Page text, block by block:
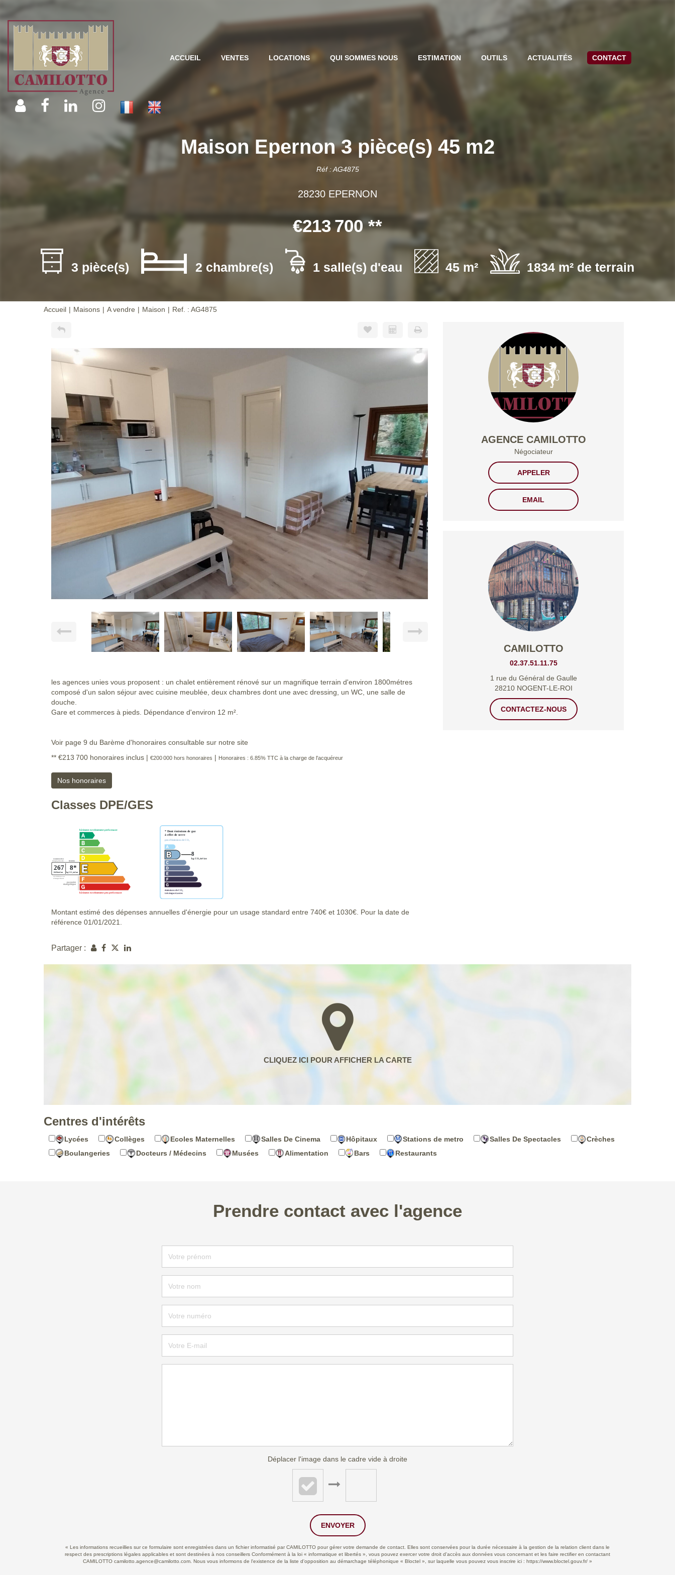
ACCUEIL VENTES LOCATIONS QUI SOMMES NOUS ESTIMATION OUTILS ACTUALITÉS CONTACT
Maison Epernon 3 pièce(s) 45 m2
Réf : AG4875
28230 EPERNON
€213 700 **
3 pièce(s) 2 chambre(s) 1 salle(s) d'eau 45 m² 1834 m² de terrain
Accueil Maisons A vendre Maison Ref. : AG4875
les agences unies vous proposent : un chalet entièrement rénové sur un magnifique terrain d'environ 1800métres
composé d'un salon séjour avec cuisine meublée, deux chambres dont une avec dressing, un WC, une salle de
douche.
Gare et commerces à pieds. Dépendance d'environ 12 m².
Voir page 9 du Barème d'honoraires consultable sur notre site
** €213 700 honoraires inclus | €200 000 hors honoraires | Honoraires : 6.85% TTC à la charge de l'acquéreur
Nos honoraires
Classes DPE/GES
Montant estimé des dépenses annuelles d'énergie pour un usage standard entre 740€ et 1030€. Pour la date de
référence 01/01/2021.
Partager :
AGENCE CAMILOTTO
Négociateur
APPELER
EMAIL
CAMILOTTO
02.37.51.11.75
1 rue du Général de Gaulle
28210 NOGENT-LE-ROI
CONTACTEZ-NOUS
Centres d'intérêts
Lycées Collèges Ecoles Maternelles Salles De Cinema Hôpitaux Stations de metro Salles De Spectacles
Crèches
Boulangeries
Docteurs / Médecins Musées Alimentation Bars Restaurants
Prendre contact avec l'agence
Déplacer l'image dans le cadre vide à droite
ENVOYER
« Les informations recueillies sur ce formulaire sont enregistrées dans un fichier informatisé par CAMILOTTO pour gérer votre demande de contact. Elles sont conservées pour la durée nécessaire à la gestion de la relation client dans le
respect des prescriptions légales applicables et sont destinées à nos conseillers Conformément à la loi « informatique et libertés », vous pouvez exercer votre droit d'accès aux données vous concernant et les faire rectifier en contactant
CAMILOTTO camilotto.agence@camilotto.com. Nous vous informons de l'existence de la liste d'opposition au démarchage téléphonique « Bloctel », sur laquelle vous pouvez vous inscrire ici : https://www.bloctel.gouv.fr/ »